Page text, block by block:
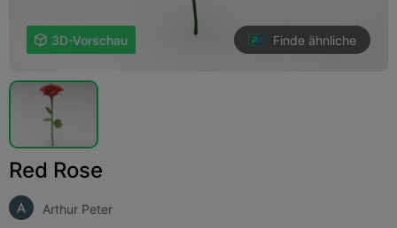
 3D-Vorschau Finde ähnliche
Red Rose
Arthur Peter